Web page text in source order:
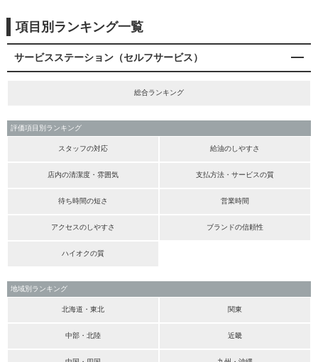
項目別ランキング一覧
サービスステーション（セルフサービス）
総合ランキング
評価項目別ランキング
スタッフの対応 給油のしやすさ
店内の清潔度・雰囲気 支払方法・サービスの質
待ち時間の短さ 営業時間
アクセスのしやすさ ブランドの信頼性
ハイオクの質
地域別ランキング
北海道・東北 関東
中部・北陸 近畿